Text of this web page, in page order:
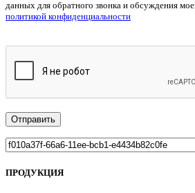
данных для обратного звонка и обсуждения
политикой конфиденциальности
ПРОДУКЦИЯ